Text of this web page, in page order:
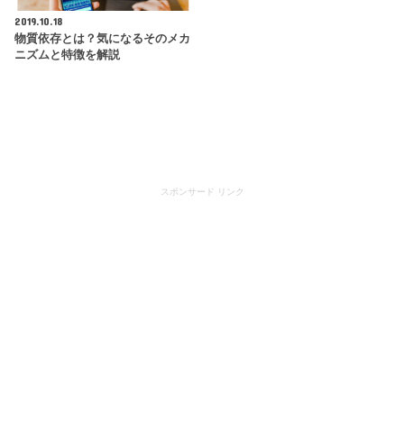
2019.10.18
物質依存とは？気になるそのメカ
ニズムと特徴を解説
スポンサード リンク